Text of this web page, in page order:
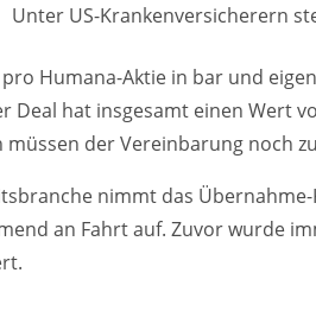
Unter US-Krankenversicherern
Humana-Aktie in bar und
Deal hat insgesamt einen Wert
der Vereinbarung noch
nimmt das
an Fahrt auf. Zuvor wurde